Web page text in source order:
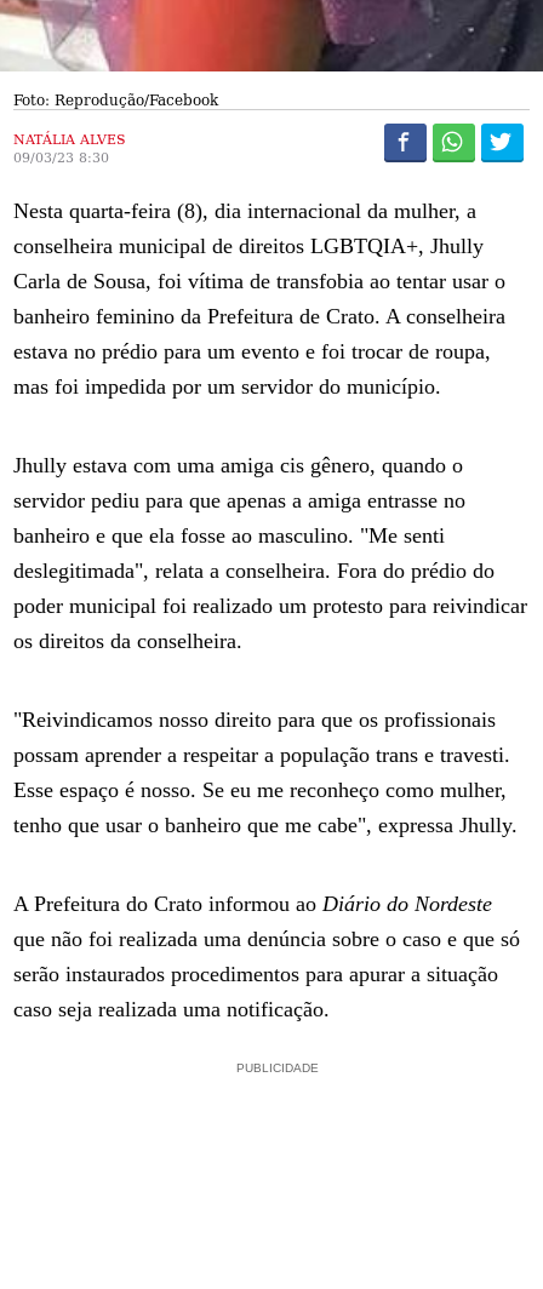
Foto: Reprodução/Facebook
NATÁLIA ALVES
09/03/23 8:30
Nesta quarta-feira (8), dia internacional da mulher, a
conselheira municipal de direitos LGBTQIA+, Jhully
Carla de Sousa, foi vítima de transfobia ao tentar usar o
banheiro feminino da Prefeitura de Crato. A conselheira
estava no prédio para um evento e foi trocar de roupa,
mas foi impedida por um servidor do município.
Jhully estava com uma amiga cis gênero, quando o
servidor pediu para que apenas a amiga entrasse no
banheiro e que ela fosse ao masculino. "Me senti
deslegitimada", relata a conselheira. Fora do prédio do
poder municipal foi realizado um protesto para reivindicar
os direitos da conselheira.
"Reivindicamos nosso direito para que os profissionais
possam aprender a respeitar a população trans e travesti.
Esse espaço é nosso. Se eu me reconheço como mulher,
tenho que usar o banheiro que me cabe", expressa Jhully.
A Prefeitura do Crato informou ao Diário do Nordeste
que não foi realizada uma denúncia sobre o caso e que só
serão instaurados procedimentos para apurar a situação
caso seja realizada uma notificação.
PUBLICIDADE